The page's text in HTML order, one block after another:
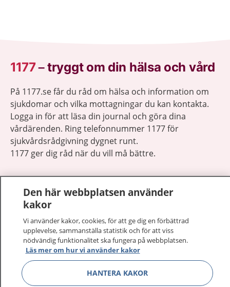
1177–tryggt om din hälsa och vård
På 1177.se får du råd om hälsa och information om
sjukdomar och vilka mottagningar du kan kontakta.
Logga in för att läsa din journal och göra dina
vårdärenden. Ring telefonnummer 1177 för
sjukvårdsrådgivning dygnet runt.
1177 ger dig råd när du vill må bättre.
1177 på flera språk
Om 1177
Kontakt Visa
Den här webbplatsen använder
kakor
Vi använder kakor, cookies, för att ge dig en förbättrad
upplevelse, sammanställa statistik och för att viss
nödvändig funktionalitet ska fungera på webbplatsen.
Läs mer om hur vi använder kakor
HANTERA KAKOR